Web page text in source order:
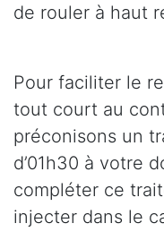
de rouler à haut
Pour faciliter le
tout court au
préconisons un
d’01h30 à votre
compléter ce
injecter dans le